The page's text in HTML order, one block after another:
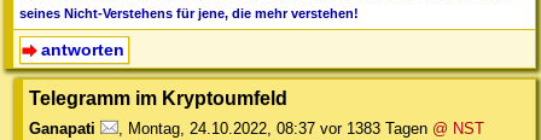
seines Nicht-Verstehens für jene, die mehr verstehen!
antworten
Telegramm im Kryptoumfeld
Ganapati Montag, 24.10.2022, 08:37 vor 1383 Tagen @ NST